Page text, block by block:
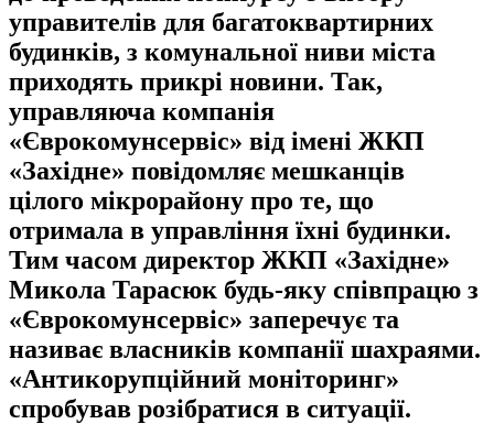
управителів для багатоквартирних
будинків, з комунальної ниви міста
приходять прикрі новини. Так,
управляюча компанія
«Єврокомунсервіс» від імені ЖКП
«Західне» повідомляє мешканців
цілого мікрорайону про те, що
отримала в управління їхні будинки.
Тим часом директор ЖКП «Західне»
Микола Тарасюк будь-яку співпрацю з
«Єврокомунсервіс» заперечує та
називає власників компанії шахраями.
«Антикорупційний моніторинг»
спробував розібратися в ситуації.